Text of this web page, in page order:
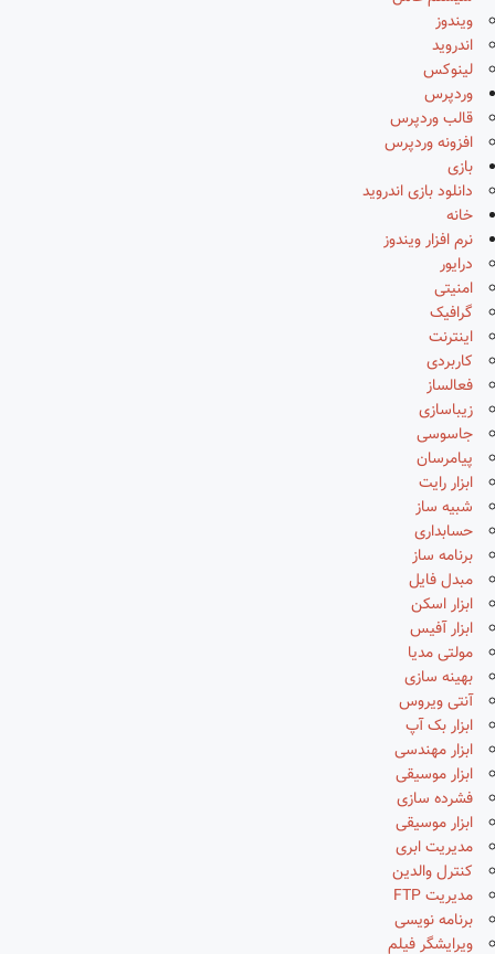
ویندوز
اندروید
لینوکس
وردپرس
قالب وردپرس
افزونه وردپرس
بازی
دانلود بازی اندروید
خانه
نرم افزار ویندوز
درایور
امنیتی
گرافیک
اینترنت
کاربردی
فعالساز
زیباسازی
جاسوسی
پیامرسان
ابزار رایت
شبیه ساز
حسابداری
برنامه ساز
مبدل فایل
ابزار اسکن
ابزار آفیس
مولتی مدیا
بهینه سازی
آنتی ویروس
ابزار بک آپ
ابزار مهندسی
ابزار موسیقی
فشرده سازی
ابزار موسیقی
مدیریت ابری
کنترل والدین
مدیریت FTP
برنامه نویسی
ویرایشگر فیلم